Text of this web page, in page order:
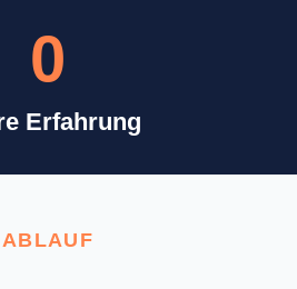
Erfahrung
0
ABLAUF